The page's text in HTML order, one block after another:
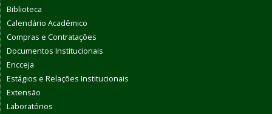
Biblioteca
Calendário Acadêmico
Compras e Contratações
Documentos Institucionais
Encceja
Estágios e Relações Institucionais
Extensão
Laboratórios